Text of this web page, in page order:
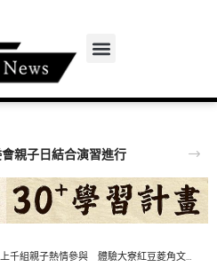
親子日結合演習進行
組親子熱情參與 體驗大寮紅豆菱角文化魅力